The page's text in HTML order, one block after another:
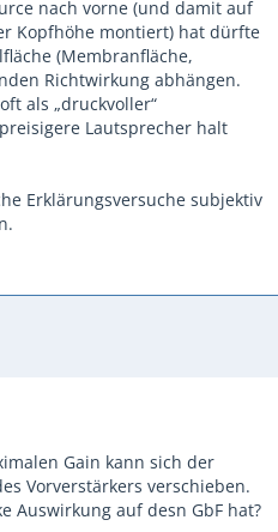
nach vorne (und damit auf
Kopfhöhe montiert) hat dürfte
(Membranfläche,
Richtwirkung abhängen.
als „druckvoller“
Lautsprecher halt
Erklärungsversuche subjektiv
Gain kann sich der
Vorverstärkers verschieben.
Auswirkung auf desn GbF hat?